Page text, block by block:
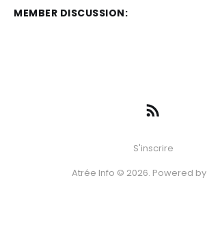
MEMBER DISCUSSION:
S'inscrire
Atrée Info © 2026. Powered by